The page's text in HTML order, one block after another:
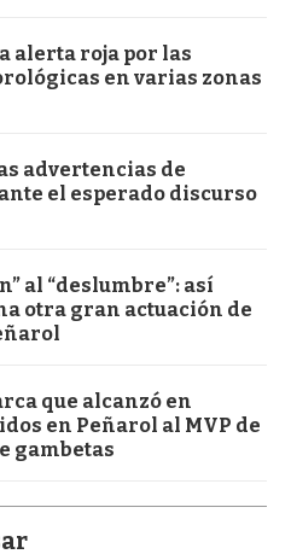
alerta roja por las
en varias zonas
advertencias de
el esperado discurso
al “deslumbre”: así
otra gran actuación de
que alcanzó en
en Peñarol al MVP de
gambetas